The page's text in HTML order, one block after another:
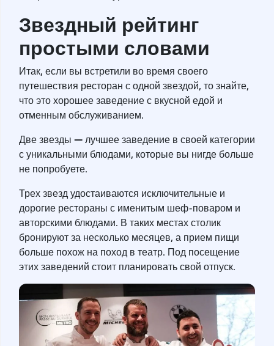
Звездный рейтинг
простыми словами
Итак, если вы встретили во время своего
путешествия ресторан с одной звездой, то знайте,
что это хорошее заведение с вкусной едой и
отменным обслуживанием.
Две звезды —лучшее заведение в своей категории
с уникальными блюдами, которые вы нигде больше
не попробуете.
Трех звезд удостаиваются исключительные и
дорогие рестораны с именитым шеф-поваром и
авторскими блюдами. В таких местах столик
бронируют за несколько месяцев, а прием пищи
больше похож на поход в театр. Под посещение
этих заведений стоит планировать свой отпуск.